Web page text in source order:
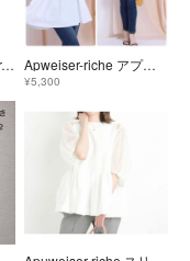
美品 24SS Apuweiser-riche アプワイザーリッシェ ベアビスチェドッキングチュニック カットソー 1 グレー レディース 古着 中古 USED Apweiser-riche アプワイザーリッシェ ベストドッキングチュニック
¥5,300